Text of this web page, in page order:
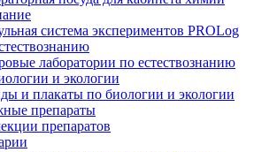
система экспериментов PROLog
лаборатории по естествознанию
и экологии
и плакаты по биологии и экологии
препараты
препаратов